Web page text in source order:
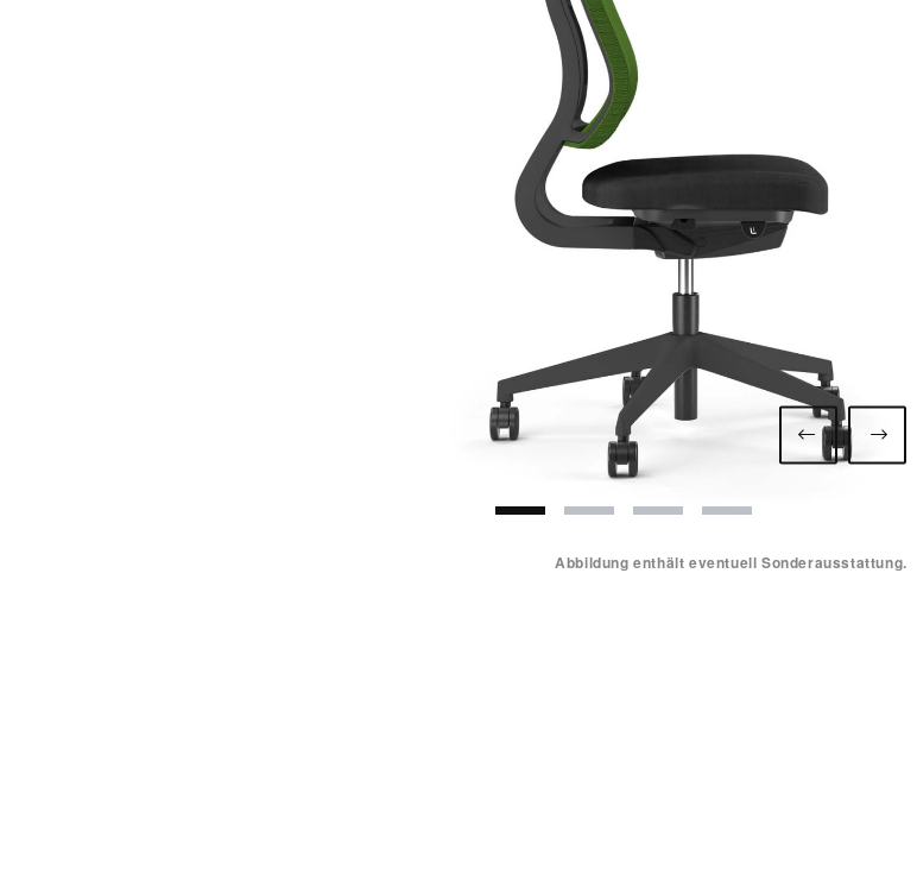
Abbildung enthält eventuell Sonderausstattung.